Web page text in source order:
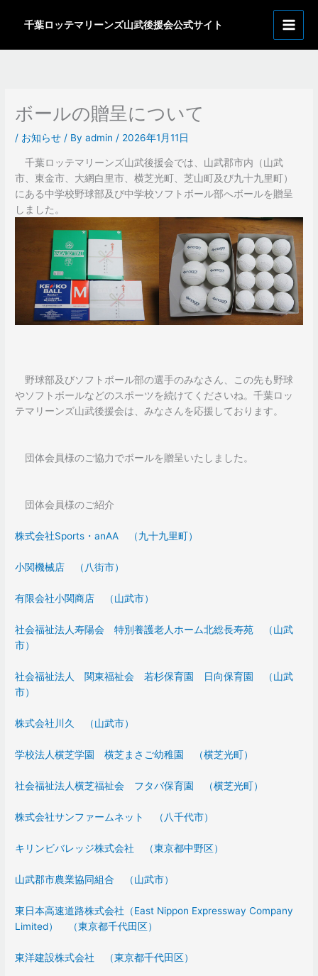
千葉ロッテマリーンズ山武後援会公式サイト
ボールの贈呈について
/ お知らせ / Byadmin/ 2026年1月11日
千葉ロッテマリーンズ山武後援会では、山武郡市内（山武
市、東金市、大網白里市、横芝光町、芝山町及び九十九里町）
にある中学校野球部及び中学校ソフトボール部へボールを贈呈
しました。
野球部及びソフトボール部の選手のみなさん、この先も野球
やソフトボールなどのスポーツを続けてくださいね。千葉ロッ
テマリーンズ山武後援会は、みなさんを応援しております。
団体会員様のご協力でボールを贈呈いたしました。
団体会員様のご紹介
株式会社Sports・anAA （九十九里町）
小関機械店 （八街市）
有限会社小関商店 （山武市）
社会福祉法人寿陽会 特別養護老人ホーム北総長寿苑 （山武
市）
社会福祉法人 関東福祉会 若杉保育園 日向保育園 （山武
市）
株式会社川久 （山武市）
学校法人横芝学園 横芝まさご幼稚園 （横芝光町）
社会福祉法人横芝福祉会 フタバ保育園 （横芝光町）
株式会社サンファームネット （八千代市）
キリンビバレッジ株式会社 （東京都中野区）
山武郡市農業協同組合 （山武市）
東日本高速道路株式会社（East Nippon Expressway Company
Limited） （東京都千代田区）
東洋建設株式会社 （東京都千代田区）
ー